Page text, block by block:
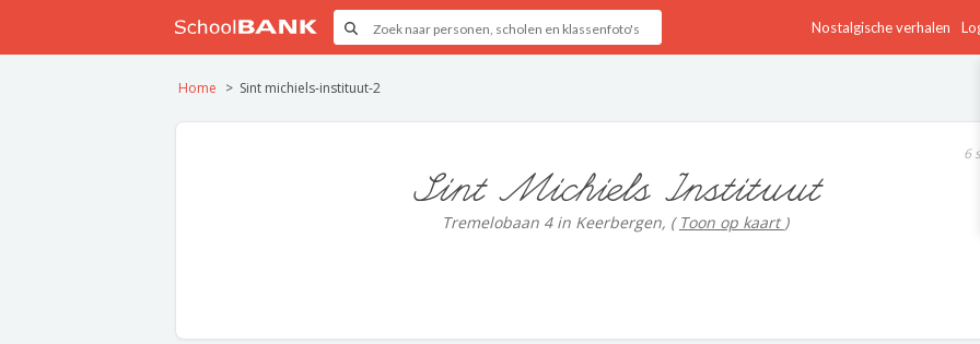
Nostalgische verhalen
Home Sint michiels-instituut-2
Sint Michiels Instituut
Tremelobaan 4 in Keerbergen, ( Toon op kaart )
6